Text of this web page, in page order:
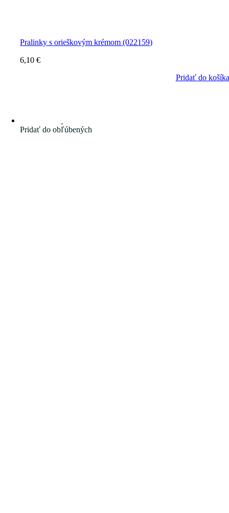
Pralinky s orieškovým krémom (022159)
6,10€
Pridať do košíka
Pridať do obľúbených